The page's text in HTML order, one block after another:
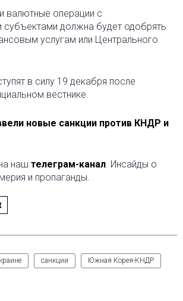
валютные операции с
субъектами должна будет одобрять
услугам или Центрального
в силу 19 декабря после
вестнике.
новые санкции против КНДР и
наш телеграм-канал. Инсайды о
и пропаганды.
санкции Южная Корея-КНДР